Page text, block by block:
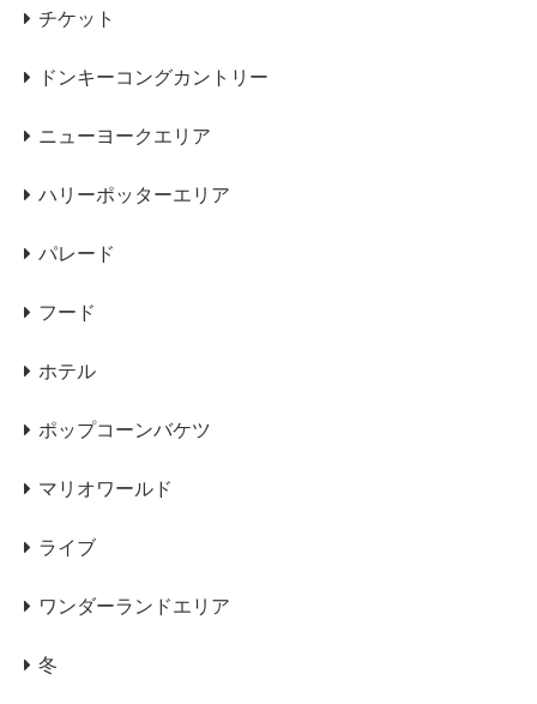
チケット
ドンキーコングカントリー
ニューヨークエリア
ハリーポッターエリア
パレード
フード
ホテル
ポップコーンバケツ
マリオワールド
ライブ
ワンダーランドエリア
冬